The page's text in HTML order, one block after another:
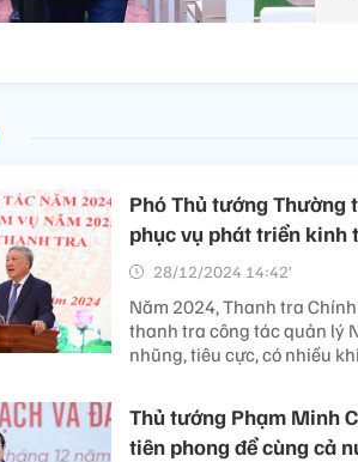
Phó Thủ tướng Thường
phục vụ phát triển kinh
28/12/2024 14:42’
Năm 2024, Thanh tra
thanh tra công tác quản lý
nhũng, tiêu cực, có nhiều
Thủ tướng Phạm Minh
tiên phong để cùng cả